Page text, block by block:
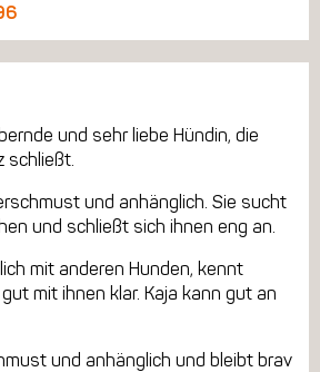
und sehr liebe Hündin, die
schließt.
und anhänglich. Sie sucht
und schließt sich ihnen eng an.
mit anderen Hunden, kennt
mit ihnen klar. Kaja kann gut an
und anhänglich und bleibt brav